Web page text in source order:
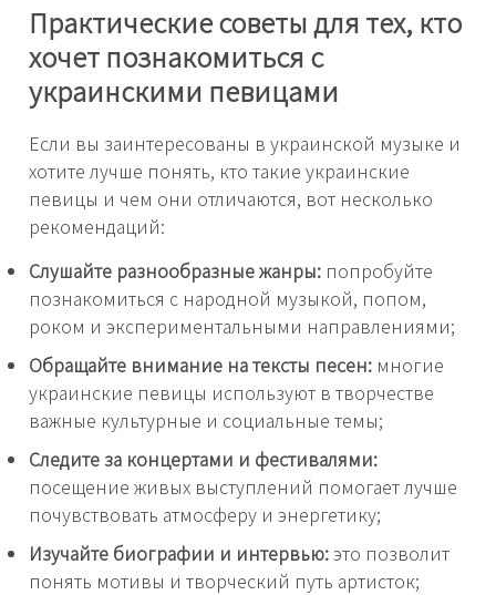
Практические советы для тех, кто
хочет познакомиться с
украинскими певицами
Если вы заинтересованы в украинской музыке и
хотите лучше понять, кто такие украинские
певицы и чем они отличаются, вот несколько
рекомендаций:
Слушайте разнообразные жанры: попробуйте
познакомиться с народной музыкой, попом,
роком и экспериментальными направлениями;
Обращайте внимание на тексты песен: многие
украинские певицы используют в творчестве
важные культурные и социальные темы;
Следите за концертами и фестивалями:
посещение живых выступлений помогает лучше
почувствовать атмосферу и энергетику;
Изучайте биографии и интервью:это позволит
понять мотивы и творческий путь артисток;